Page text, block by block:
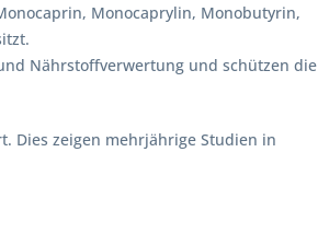
Monocaprylin, Monobutyrin,
Nährstoffverwertung und schützen die
Dies zeigen mehrjährige Studien in